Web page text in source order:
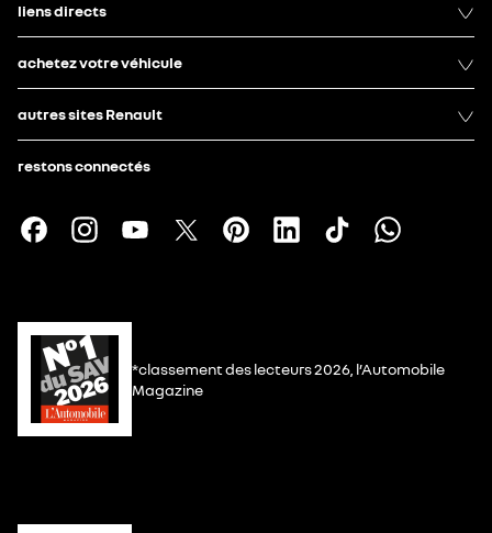
liens directs
achetez votre véhicule
autres sites Renault
restons connectés
*classement des lecteurs 2026, l’Automobile
Magazine